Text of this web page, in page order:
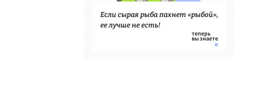
Если сырая рыба пахнет «рыбой»,
ее лучше не есть!